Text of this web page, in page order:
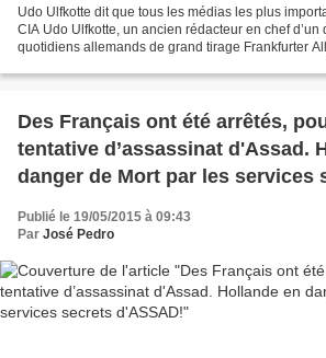
Udo Ulfkotte dit que tous les médias les plus
CIA Udo Ulfkotte, un ancien rédacteur en chef d’un
quotidiens allemands de grand tirage Frankfurter
Des Français ont été arrêtés,
tentative d’assassinat d'Assad.
danger de Mort par les services
Publié le 19/05/2015 à 09:43
Par José Pedro